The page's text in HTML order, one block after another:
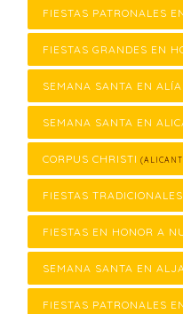
FIESTAS PATRONALES
FIESTAS GRANDES EN
SEMANA SANTA EN ALÍA
SEMANA SANTA EN
CORPUS CHRISTI
FIESTAS
FIESTAS EN HONOR A
SEMANA SANTA EN
FIESTAS PATRONALES